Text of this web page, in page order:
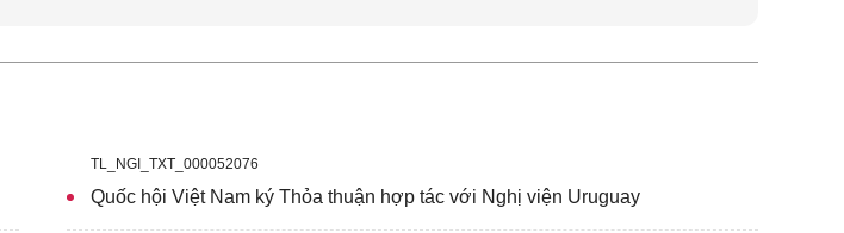
TL_NGI_TXT_000052076
Quốc hội Việt Nam ký Thỏa thuận hợp tác với Nghị viện Uruguay